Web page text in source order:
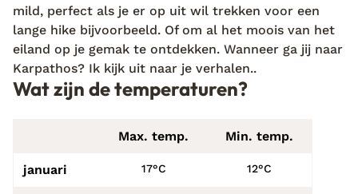
mild, perfect als je er op uit wil trekken voor een
lange hike bijvoorbeeld. Of om al het moois van het
eiland op je gemak te ontdekken. Wanneer ga jij naar
Karpathos? Ik kijk uit naar je verhalen..
Wat zijn de temperaturen?
Max. temp. Min. temp.
januari 17°C 12°C